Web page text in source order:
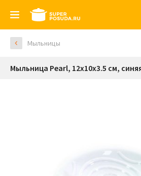
Мыльницы
Мыльница Pearl, 12х10х3.5 см,